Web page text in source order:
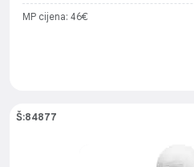
MP cijena: 46€
Š:84877